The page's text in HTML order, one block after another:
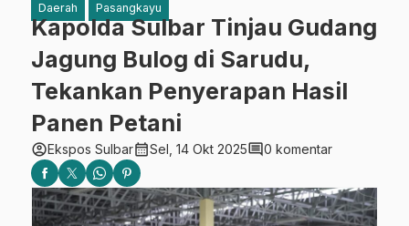
Daerah Pasangkayu
Kapolda Sulbar Tinjau Gudang
Jagung Bulog di Sarudu,
Tekankan Penyerapan Hasil
Panen Petani
account_circleEkspos Sulbarcalendar_monthSel, 14 Okt 2025comment0 komentar